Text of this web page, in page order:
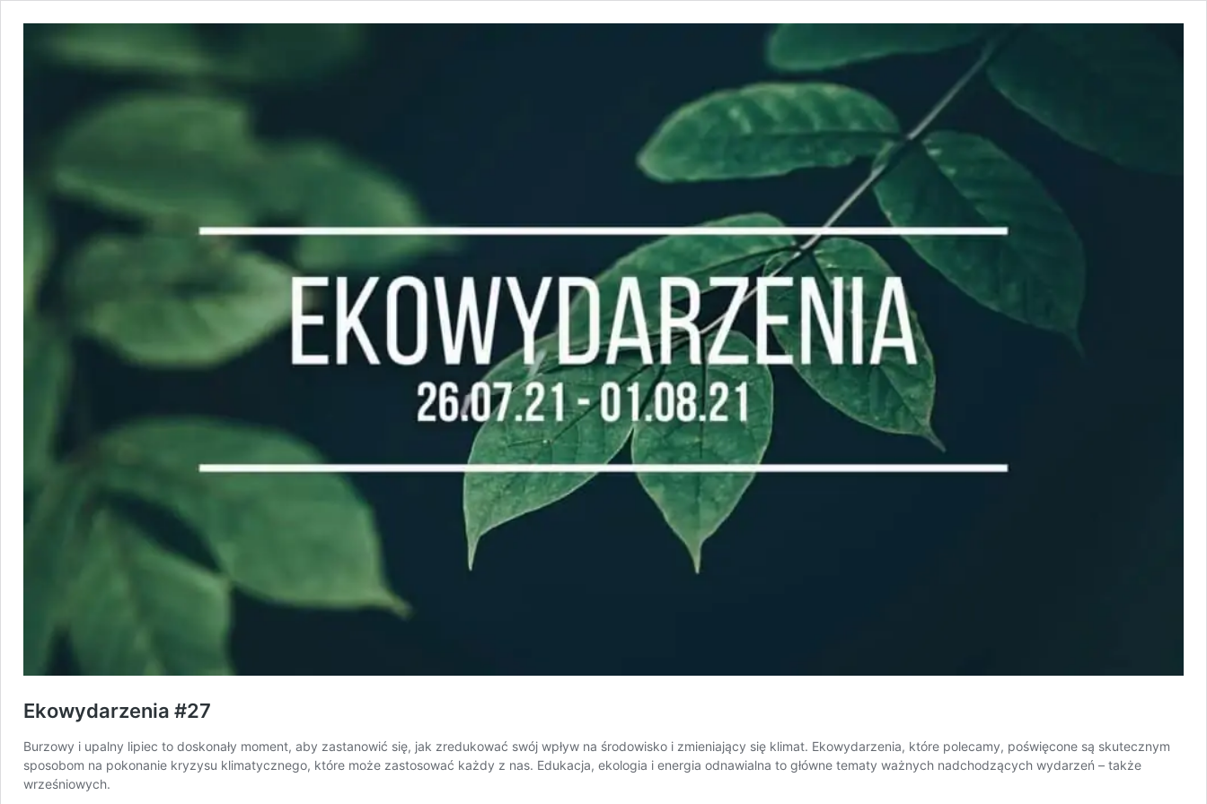
Ekowydarzenia #27
Burzowy i upalny lipiec to doskonały moment, aby zastanowić się, jak zredukować swój wpływ na środowisko i zmieniający się klimat. Ekowydarzenia, które polecamy, poświęcone są skutecznym
sposobom na pokonanie kryzysu klimatycznego, które może zastosować każdy z nas. Edukacja, ekologia i energia odnawialna to główne tematy ważnych nadchodzących wydarzeń – także
wrześniowych.